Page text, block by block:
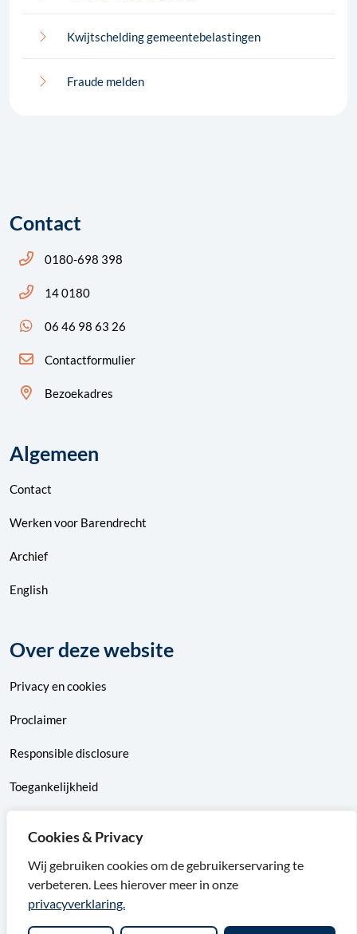
Cookies & Privacy
Wij gebruiken cookies om de gebruikerservaring te
verbeteren. Lees hierover meer in onze
privacyverklaring.
Kwijtschelding gemeentebelastingen
Fraude melden
Contact
Bel ons: 14 0180
0180-698 398
Bel ons: 14 0180
14 0180
App ons: 06 46 98 63 26 (WhatsApp)
06 46 98 63 26
Contactformulier
Bezoekadres
Algemeen
Contact
Werken voor Barendrecht
Archief
English
Over deze website
Privacyencookies
Proclaimer
Responsible disclosure
Toegankelijkheid
F
a
X
v
n
i